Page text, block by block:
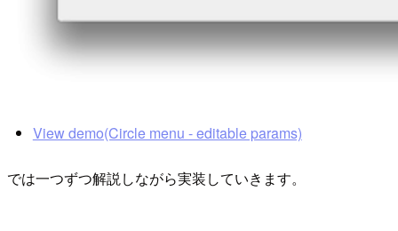
View demo(Circle menu - editable params)
では一つずつ解説しながら実装していきます。